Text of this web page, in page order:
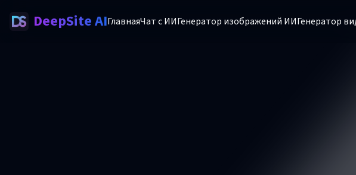
DeepSite AIГлавнаяЧат с ИИГенератор изображений ИИГенератор